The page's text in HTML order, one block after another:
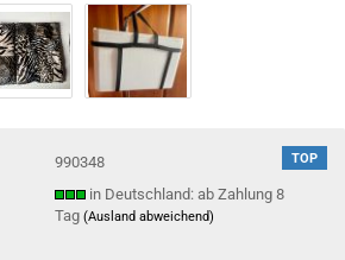
TOP
990348
in Deutschland: ab Zahlung 8
Tag(Ausland abweichend)